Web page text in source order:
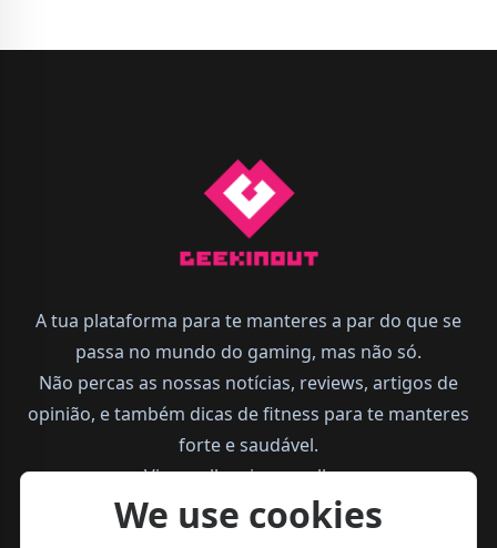
A tua plataforma para te manteres a par do que se
passa no mundo do gaming, mas não só.
Não percas as nossas notícias, reviews, artigos de
opinião, e também dicas de fitness para te manteres
forte e saudável.
Vive melhor, joga melhor.
We use cookies